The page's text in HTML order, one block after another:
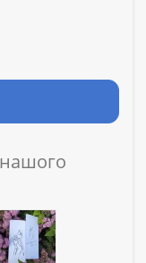
нашого